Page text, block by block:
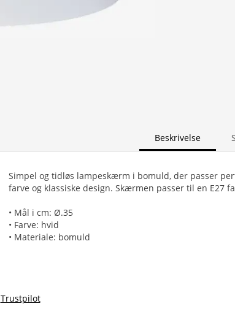
Beskrivelse
Simpel og tidløs lampeskærm i bomuld, der passer
farve og klassiske design. Skærmen passer til en E27
• Mål i cm: Ø.35
• Farve: hvid
• Materiale: bomuld
Trustpilot